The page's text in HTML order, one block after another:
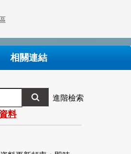
相關連結
進階檢索
料